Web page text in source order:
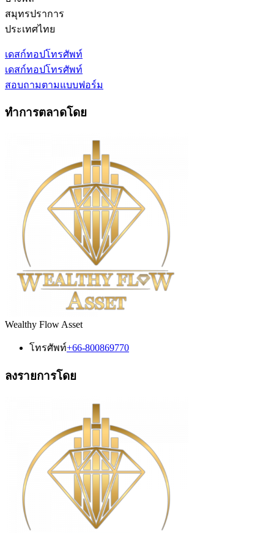
สมุทรปราการ
ประเทศไทย
เดสก์ทอปโทรศัพท์
เดสก์ทอปโทรศัพท์
สอบถามตามแบบฟอร์ม
ทำการตลาดโดย
Wealthy Flow Asset
โทรศัพท์+66-800869770
ลงรายการโดย